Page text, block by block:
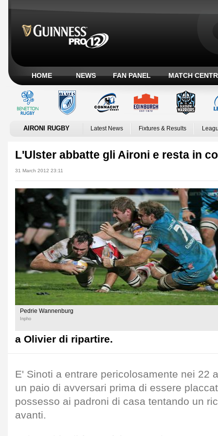
HOME NEWS FAN PANEL MATCH
AIRONI RUGBY Latest News Fixtures & Results
L'Ulster abbatte gli Aironi e resta in
31 March 2012 23:11
Pedrie Wannenburg
Inpho
a Olivier di ripartire.
E' Sinoti a entrare pericolosamente nei 22
un paio di avversari prima di essere
possesso ai padroni di casa tentando un
avanti.